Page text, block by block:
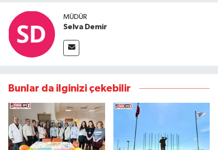
MÜDÜR
Selva Demir
Bunlar da ilginizi çekebilir